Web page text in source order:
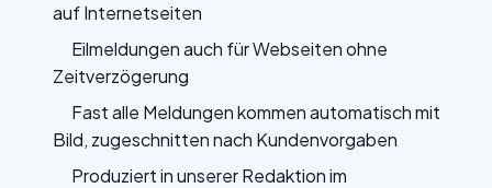
auf Internetseiten
Eilmeldungen auch für Webseiten ohne
Zeitverzögerung
Fast alle Meldungen kommen automatisch mit
Bild, zugeschnitten nach Kundenvorgaben
Produziert in unserer Redaktion im